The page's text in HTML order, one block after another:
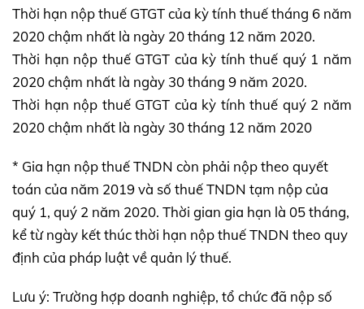
Thời hạn nộp thuế GTGT của kỳ tính thuế tháng 6 năm
2020 chậm nhất là ngày 20 tháng 12 năm 2020.
Thời hạn nộp thuế GTGT của kỳ tính thuế quý 1 năm
2020 chậm nhất là ngày 30 tháng 9 năm 2020.
Thời hạn nộp thuế GTGT của kỳ tính thuế quý 2 năm
2020 chậm nhất là ngày 30 tháng 12 năm 2020
* Gia hạn nộp thuế TNDN còn phải nộp theo quyết
toán của năm 2019 và số thuế TNDN tạm nộp của
quý 1, quý 2 năm 2020. Thời gian gia hạn là 05 tháng,
kể từ ngày kết thúc thời hạn nộp thuế TNDN theo quy
định của pháp luật về quản lý thuế.
Lưu ý: Trường hợp doanh nghiệp, tổ chức đã nộp số